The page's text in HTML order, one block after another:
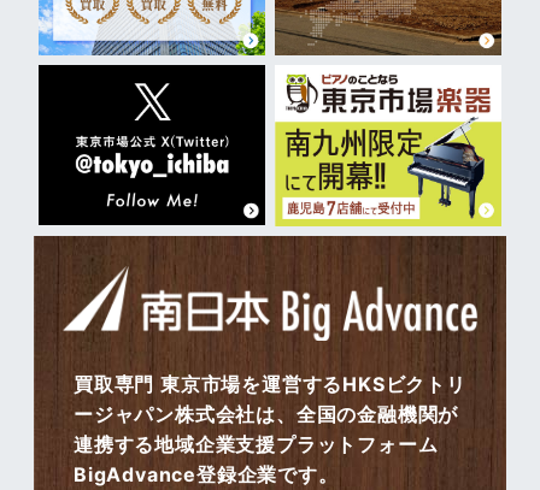
買取専門 東京市場を運営するHKSビクトリ
ージャパン株式会社は、全国の金融機関が
連携する地域企業支援プラットフォーム
BigAdvance登録企業です。